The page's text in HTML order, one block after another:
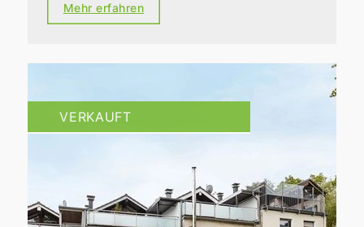
Mehr erfahren
VERKAUFT